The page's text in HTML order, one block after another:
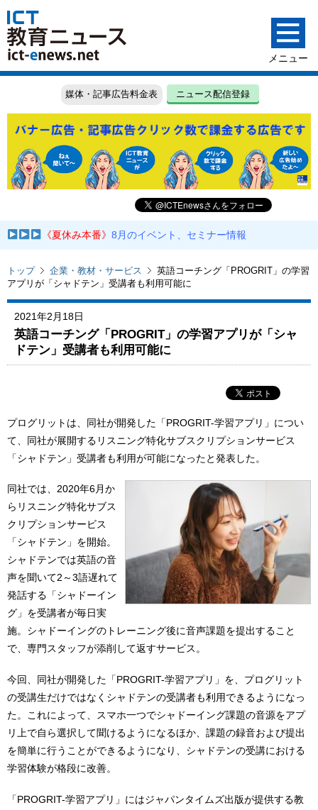
媒体・記事広告料金表 ニュース配信登録
《夏休み本番》8月のイベント、セミナー情報
トップ 企業・教材・サービス
英語コーチング「PROGRIT」の学習
アプリが「シャドテン」受講者も利用可能に
2021年2月18日
英語コーチング「PROGRIT」の学習アプリが「シャ
ドテン」受講者も利用可能に
プログリットは、同社が開発した「PROGRIT-学習アプリ」につい
て、同社が展開するリスニング特化サブスクリプションサービス
「シャドテン」受講者も利用が可能になったと発表した。
同社では、2020年6月か
らリスニング特化サブス
クリプションサービス
「シャドテン」を開始。
シャドテンでは英語の音
声を聞いて2～3語遅れて
発話する「シャドーイン
グ」を受講者が毎日実
施。シャドーイングのトレーニング後に音声課題を提出すること
で、専門スタッフが添削して返すサービス。
今回、同社が開発した「PROGRIT-学習アプリ」を、プログリット
の受講生だけではなくシャドテンの受講者も利用できるようになっ
た。これによって、スマホ一つでシャドーイング課題の音源をアプ
リ上で自ら選択して聞けるようになるほか、課題の録音および提出
を簡単に行うことができるようになり、シャドテンの受講における
学習体験が格段に改善。
「PROGRIT-学習アプリ」にはジャパンタイムズ出版が提供する教